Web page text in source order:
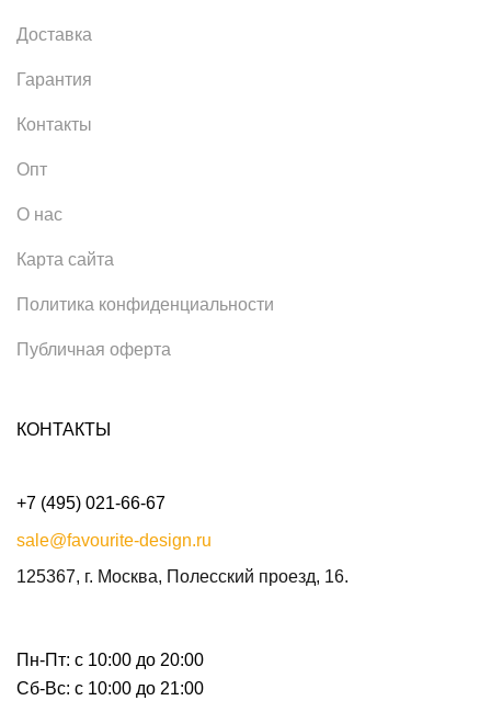
Доставка
Гарантия
Контакты
Опт
О нас
Карта сайта
Политика конфиденциальности
Публичная оферта
КОНТАКТЫ
+7 (495) 021-66-67
sale@favourite-design.ru
125367, г. Москва, Полесский проезд, 16.
Пн-Пт: с 10:00 до 20:00
Сб-Вс: с 10:00 до 21:00